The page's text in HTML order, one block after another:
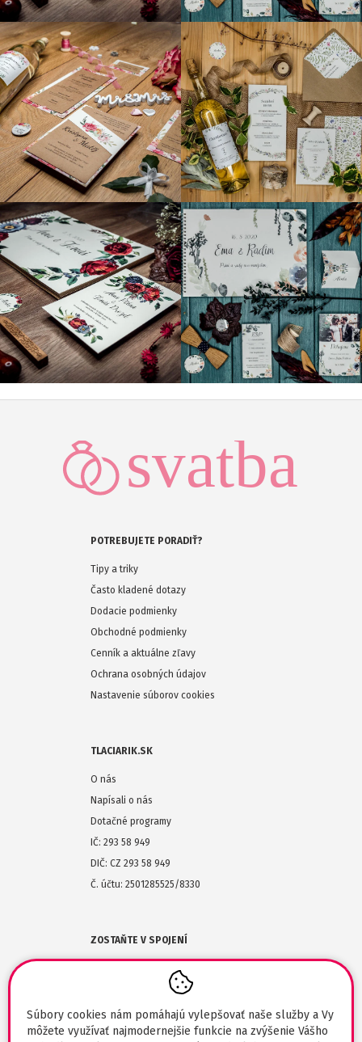
Súbory cookies nám pomáhajú vylepšovať naše služby a Vy
môžete využívať najmodernejšie funkcie na zvýšenie Vášho
POTREBUJETE PORADIŤ?
Tipy a triky
Často kladené dotazy
Dodacie podmienky
Obchodné podmienky
Cenník a aktuálne zľavy
Ochrana osobných údajov
Nastavenie súborov cookies
TLACIARIK.SK
O nás
Napísali o nás
Dotačné programy
IČ: 293 58 949
DIČ: CZ 293 58 949
Č. účtu: 2501285525/8330
ZOSTAŇTE V SPOJENÍ
obchod@tlaciarik.sk